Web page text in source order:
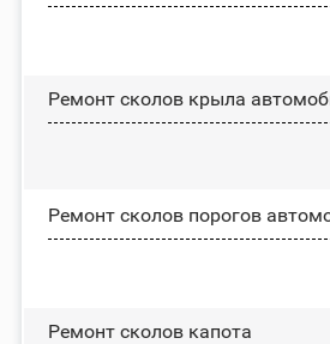
Ремонт сколов крыла
Ремонт сколов порогов
Ремонт сколов капота